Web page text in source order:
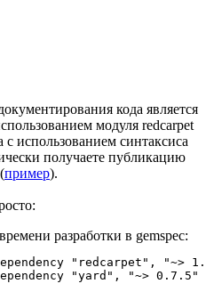
кода является
модуля redcarpet
использованием синтаксиса
получаете публикацию
пример).
разработки в gemspec:
"redcarpet", "~>